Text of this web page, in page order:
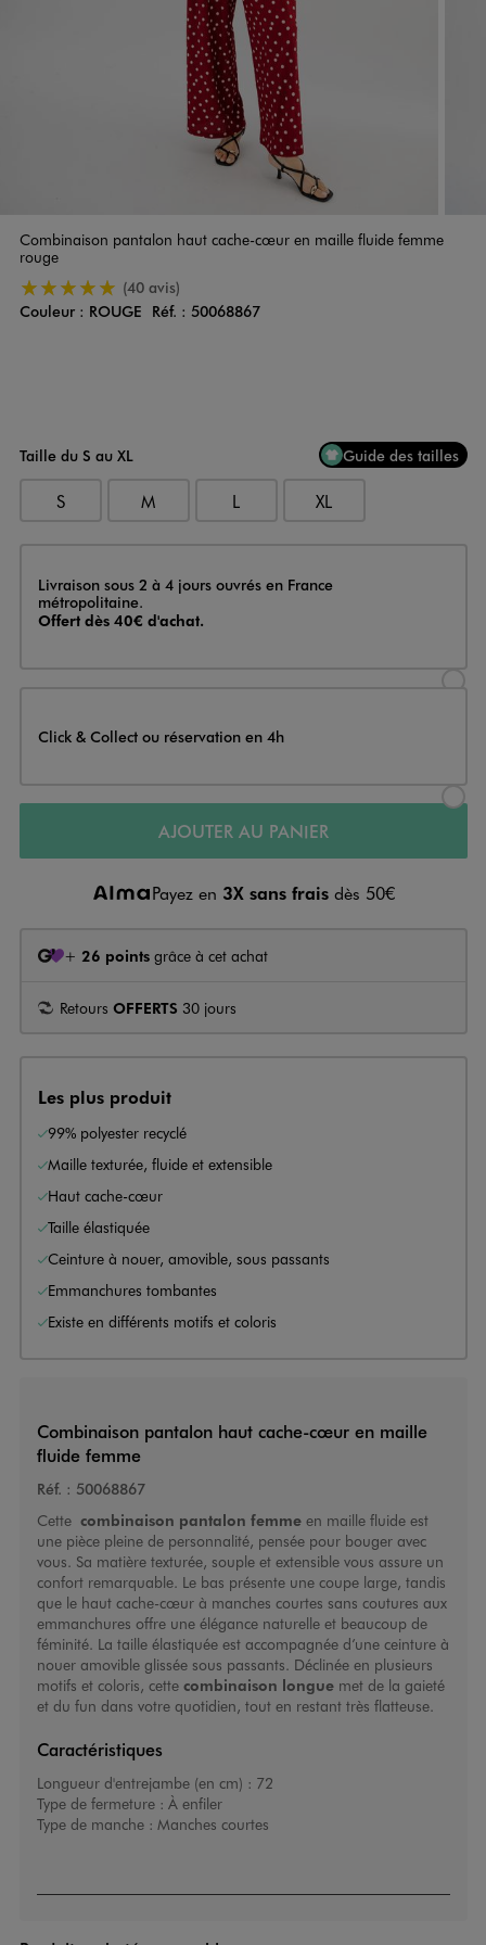
Combinaison pantalon haut cache-cœur en maille fluide femme
rouge
5/5 de moyenne(40 avis)
Couleur
Couleur : ROUGE Réf. : 50068867
Taille du S au XL Guide des tailles
S M L XL
Livraison
Livraison sous 2 à 4 jours ouvrés en France
métropolitaine.
Offert dès 40€ d'achat.
Click & Collect ou réservation en 4h
AJOUTER AU PANIER
Payez en 3X sans frais dès 50€
+ 26 points grâce à cet achat
Retours OFFERTS 30 jours
Les plus produit
99% polyester recyclé
Maille texturée, fluide et extensible
Haut cache-cœur
Taille élastiquée
Ceinture à nouer, amovible, sous passants
Emmanchures tombantes
Existe en différents motifs et coloris
Combinaison pantalon haut cache-cœur en maille
fluide femme
Réf. : 50068867
Cette combinaison pantalon femmeen maille fluide est
une pièce pleine de personnalité, pensée pour bouger avec
vous. Sa matière texturée, souple et extensible vous assure un
confort remarquable. Le bas présente une coupe large, tandis
que le haut cache-cœur à manches courtes sans coutures aux
emmanchures offre une élégance naturelle et beaucoup de
féminité. La taille élastiquée est accompagnée d’une ceinture à
nouer amovible glissée sous passants. Déclinée en plusieurs
motifs et coloris, cette combinaison longuemet de la gaieté
et du fun dans votre quotidien, tout en restant très flatteuse.
Caractéristiques
Longueur d'entrejambe (en cm) : 72
Type de fermeture : À enfiler
Type de manche : Manches courtes